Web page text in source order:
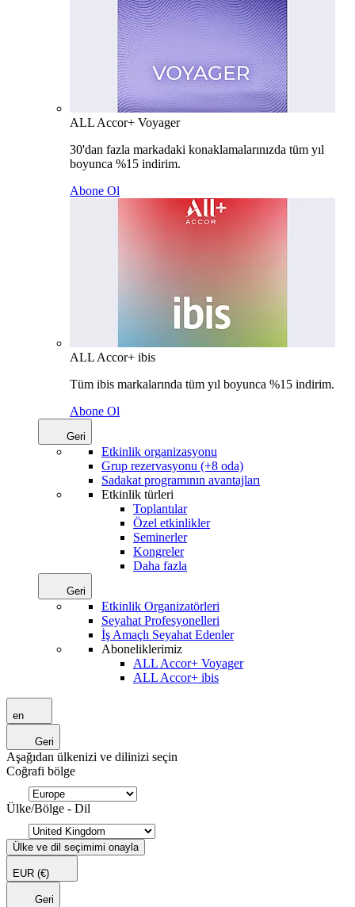
ALL Accor+ Voyager
30'dan fazla markadaki konaklamalarınızda tüm yıl
boyunca %15 indirim.
Abone Ol
ALL Accor+ ibis
Tüm ibis markalarında tüm yıl boyunca %15 indirim.
Abone Ol
Geri
Etkinlik organizasyonu
Grup rezervasyonu (+8 oda)
Sadakat programının avantajları
Etkinlik türleri
Toplantılar
Özel etkinlikler
Seminerler
Kongreler
Daha fazla
Geri
Etkinlik Organizatörleri
Seyahat Profesyonelleri
İş Amaçlı Seyahat Edenler
Aboneliklerimiz
ALL Accor+ Voyager
ALL Accor+ ibis
en
Geri
Aşağıdan ülkenizi ve dilinizi seçin
Coğrafi bölge
Ülke/Bölge - Dil
Ülke ve dil seçimimi onayla
EUR (€)
Geri